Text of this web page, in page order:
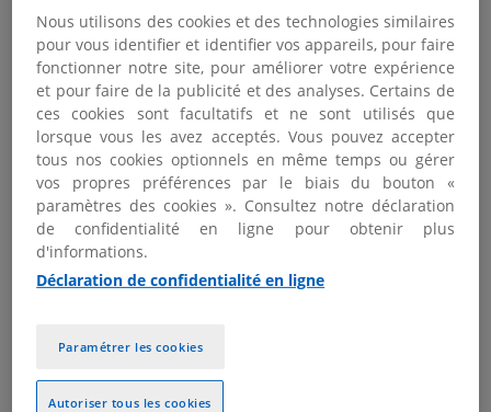
Liste Carte
1
2.61 km
KPMG DUNKERQUE
Quai de Leith
59140 Dunkerque
03 61 86 81 03
Fermé actuellement
Nous contacter
Plus d'informations
Nous utilisons des cookies et des technologies similaires
pour vous identifier et identifier vos appareils, pour faire
fonctionner notre site, pour améliorer votre expérience
et pour faire de la publicité et des analyses. Certains de
ces cookies sont facultatifs et ne sont utilisés que
lorsque vous les avez acceptés. Vous pouvez accepter
tous nos cookies optionnels en même temps ou gérer
vos propres préférences par le biais du bouton «
paramètres des cookies ». Consultez notre déclaration
de confidentialité en ligne pour obtenir plus
d'informations.
Déclaration de confidentialité en ligne
Autoriser tous les cookies
Paramétrer les cookies